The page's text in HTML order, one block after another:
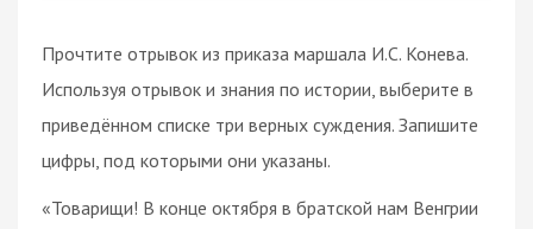
Прочтите отрывок из приказа маршала И.С. Конева.
Используя отрывок и знания по истории, выберите в
приведённом списке три верных суждения. Запишите
цифры, под которыми они указаны.
«Товарищи! В конце октября в братской нам Венгрии